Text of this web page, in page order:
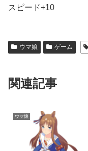
スピード+10
ウマ娘 ゲーム
関連記事
ウマ娘